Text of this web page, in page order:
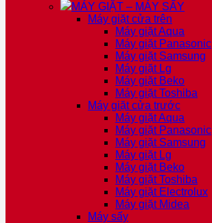
MÁY GIẶT – MÁY SẤY
Máy giặt cửa trên
Máy giặt Aqua
Máy giặt Panasonic
Máy giặt Samsung
Máy giặt Lg
Máy giặt Beko
Máy giặt Toshiba
Máy giặt cửa trước
Máy giặt Aqua
Máy giặt Panasonic
Máy giặt Samsung
Máy giặt Lg
Máy giặt Beko
Máy giặt Toshiba
Máy giặt Electrolux
Máy giặt Midea
Máy sấy